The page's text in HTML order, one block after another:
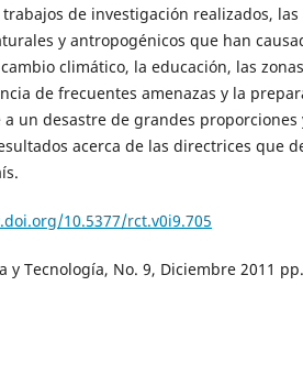
de investigación realizados, las
y antropogénicos que han
climático, la educación, las
de frecuentes amenazas y la
un desastre de grandes
acerca de las directrices que
10.5377/rct.v0i9.705
y Tecnología, No. 9, Diciembre 2011